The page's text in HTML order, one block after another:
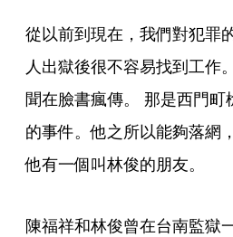
從以前到現在，我們對犯罪
人出獄後很不容易找到工作
聞在臉書瘋傳。 那是西門町
的事件。他之所以能夠落網
他有一個叫林俊的朋友。
陳福祥和林俊曾在台南監獄